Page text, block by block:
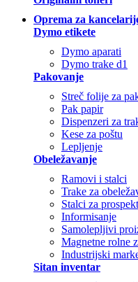
Oprema za
Dymo etikete
Dymo aparati
Dymo trake d1
Pakovanje
Streč folije za
Pak papir
Dispenzeri za
Kese za poštu
Lepljenje
Obeležavanje
Ramovi i stalci
Trake za
Stalci za
Informisanje
Samolepljivi
Magnetne rolne
Industrijski
Sitan inventar